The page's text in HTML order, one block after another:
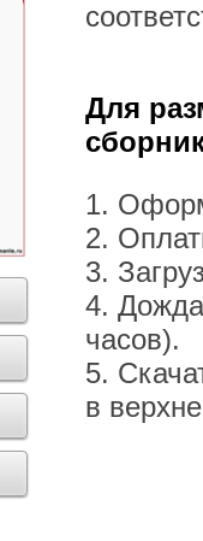
Для
1.
2.
3.
4.
часов).
5.
в